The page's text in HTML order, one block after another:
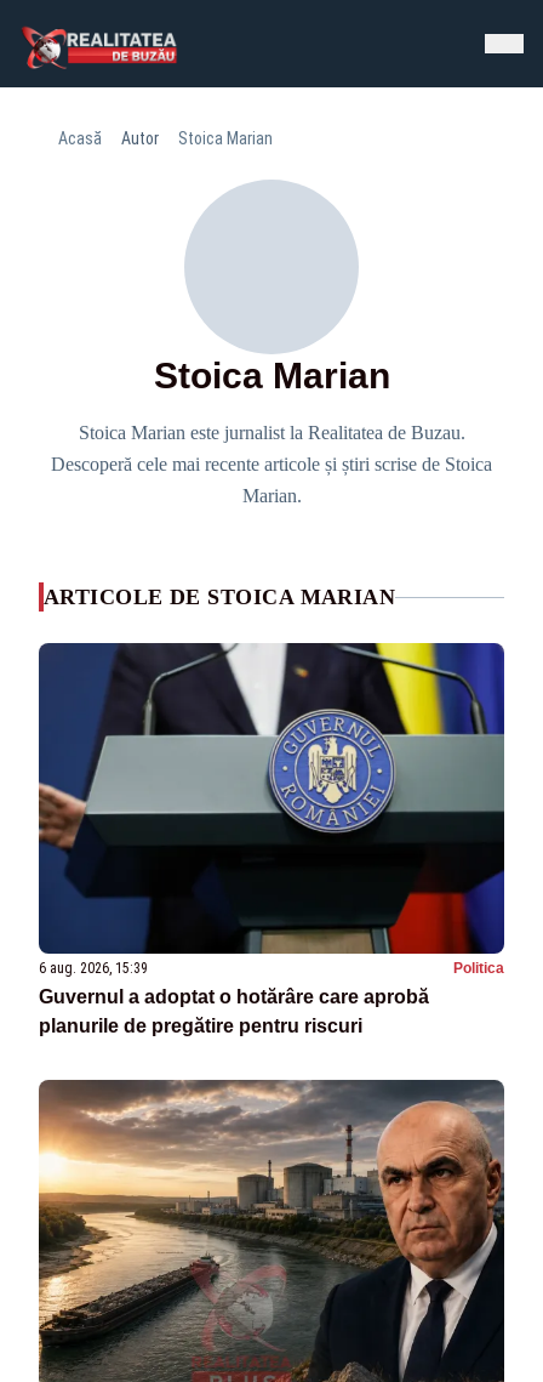
Acasă Autor Stoica Marian
Stoica Marian
Stoica Marian este jurnalist la Realitatea de Buzau.
Descoperă cele mai recente articole și știri scrise de Stoica
Marian.
ARTICOLE DE STOICA MARIAN
6 aug. 2026, 15:39 Politica
Guvernul a adoptat o hotărâre care aprobă
planurile de pregătire pentru riscuri